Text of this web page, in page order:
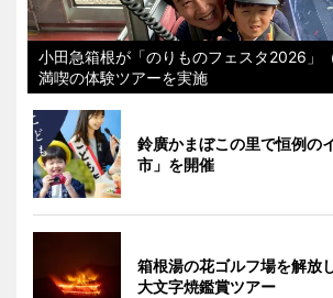
小田急箱根が「のりものフェスタ2026
満喫の体験ツアーを実施
鈴廣かまぼこの里で恒例の
市」を開催
箱根湯の花ゴルフ場を解放
大文字焼鑑賞ツアー